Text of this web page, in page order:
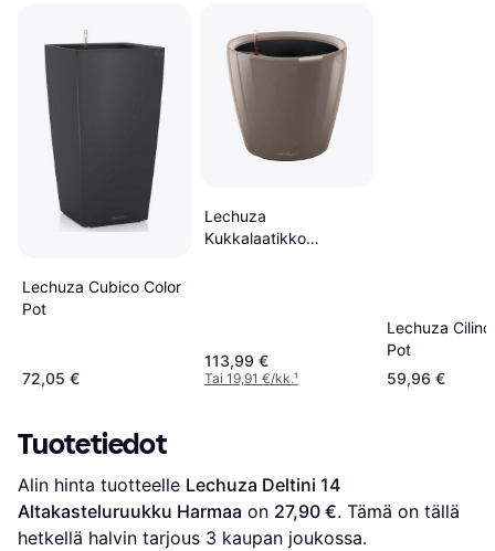
Lechuza Cubico Color
Pot
72,05 €
Lechuza
Kukkalaatikko
113,99 €
Tai 19,91 €/kk.¹
Lechuza
Pot
59,96 €
Tuotetiedot
Alin hinta tuotteelle Lechuza Deltini 14
Altakasteluruukku Harmaa on 27,90 €. Tämä on tällä
hetkellä halvin tarjous 3 kaupan joukossa.